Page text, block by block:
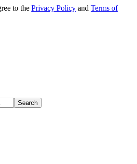
to the Privacy Policy and Terms of